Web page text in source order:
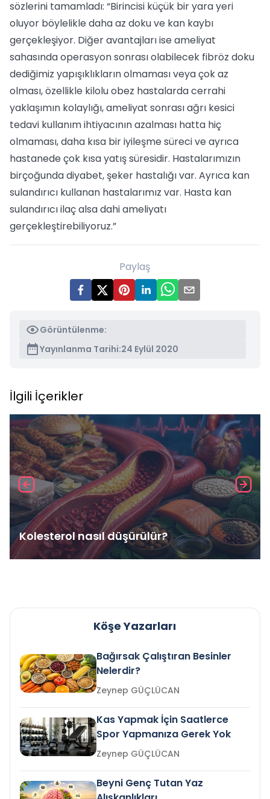
sözlerini tamamladı: “Birincisi küçük bir yara yeri
oluyor böylelikle daha az doku ve kan kaybı
gerçekleşiyor. Diğer avantajları ise ameliyat
sahasında operasyon sonrası olabilecek fibröz doku
dediğimiz yapışıklıkların olmaması veya çok az
olması, özellikle kilolu obez hastalarda cerrahi
yaklaşımın kolaylığı, ameliyat sonrası ağrı kesici
tedavi kullanım ihtiyacının azalması hatta hiç
olmaması, daha kısa bir iyileşme süreci ve ayrıca
hastanede çok kısa yatış süresidir. Hastalarımızın
birçoğunda diyabet, şeker hastalığı var. Ayrıca kan
sulandırıcı kullanan hastalarımız var. Hasta kan
sulandırıcı ilaç alsa dahi ameliyatı
gerçekleştirebiliyoruz.”
Paylaş
Görüntülenme:
Yayınlanma Tarihi:24 Eylül 2020
İlgili İçerikler
Kolesterol nasıl düşürülür?
Köşe Yazarları
Bağırsak Çalıştıran Besinler
Nelerdir?
Zeynep GÜÇLÜCAN
Kas Yapmak İçin Saatlerce
Spor Yapmanıza Gerek Yok
Zeynep GÜÇLÜCAN
Beyni Genç Tutan Yaz